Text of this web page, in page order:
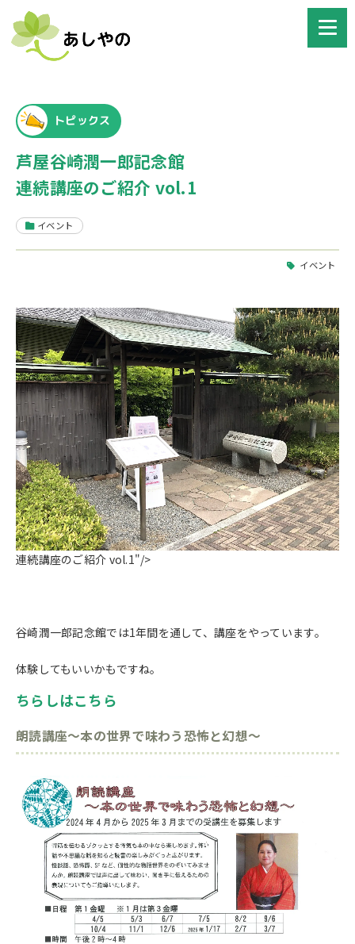
トピックス
芦屋谷崎潤一郎記念館
連続講座のご紹介 vol.1
イベント
イベント
連続講座のご紹介 vol.1"/>
谷崎潤一郎記念館では1年間を通して、講座をやっています。
体験してもいいかもですね。
ちらしはこちら
朗読講座～本の世界で味わう恐怖と幻想～